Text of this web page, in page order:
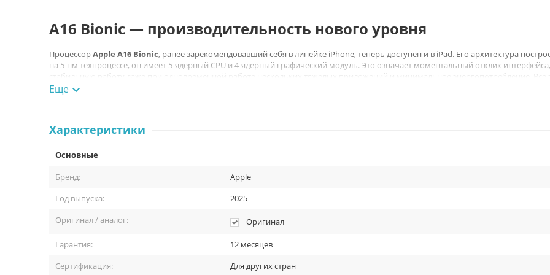
A16 Bionic — производительность нового уровня
ПроцессорApple A16 Bionic, ранее зарекомендовавший себя в линейке iPhone, теперь доступен и в iPad. Его архитектура
на 5-нм техпроцессе, он имеет 5‑ядерный CPU и 4‑ядерный графический модуль. Это означает моментальный отклик интерфейса,
стабильную работу даже при одновременной работе нескольких тяжёлых приложений и минимальное энергопотребление. Всё
делает iPad 11" идеальным выбором для специалистов, студентов и творческих пользователей.
Еще 
Характеристики
Основные
Бренд:
Apple
Год выпуска:
2025
Оригинал / аналог:
Оригинал
Гарантия:
12 месяцев
Сертификация:
Для других стран